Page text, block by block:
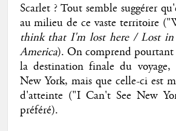
Scarlet ? Tout semble suggérer
au milieu de ce vaste territoire
think that I'm lost here / Lost in
America). On comprend pourtant
la destination finale du voyage,
New York, mais que celle-ci est
d'atteinte ("I Can't See New
préféré).